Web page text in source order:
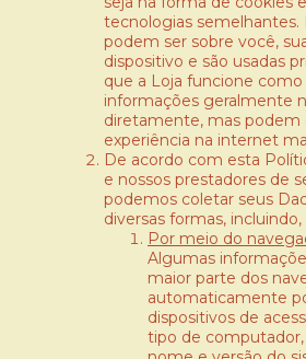
tecnologias semelhantes.
podem ser sobre você,
dispositivo e são usadas
que a Loja funcione como
informações geralmente
diretamente, mas podem
experiência na internet
De acordo com esta
e nossos prestadores de
podemos coletar seus
diversas formas,
Por meio do
Algumas
maior parte dos
automaticamente
dispositivos de
tipo de